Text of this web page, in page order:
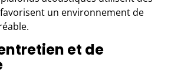
un environnement de
et de